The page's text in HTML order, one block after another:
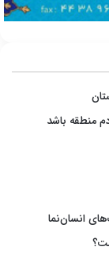
منطقه باشد
انسان‌نما